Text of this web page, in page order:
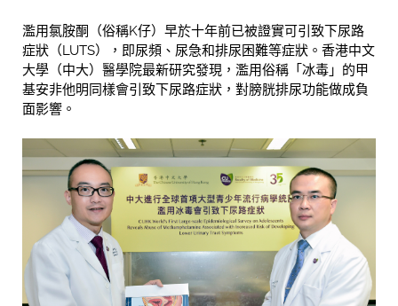
濫用氯胺酮（俗稱K仔）早於十年前已被證實可引致下尿路
症狀（LUTS），即尿頻、尿急和排尿困難等症狀。香港中文
大學（中大）醫學院最新研究發現，濫用俗稱「冰毒」的甲
基安非他明同樣會引致下尿路症狀，對膀胱排尿功能做成負
面影響。